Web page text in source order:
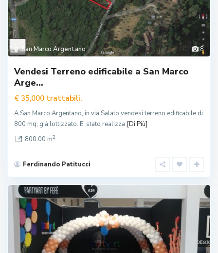
8
San Marco Argentano
Vendesi Terreno edificabile a San Marco
Arge...
€ 35,000 trattabili.
A San Marco Argentano, in via Salato vendesi terreno edificabile di
800 mq, già lottizzato. E’ stato realizza [Di Più]
800.00 m2
Ferdinando Patitucci